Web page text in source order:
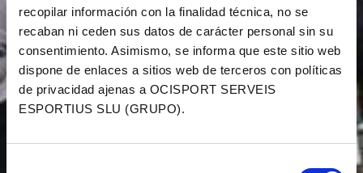
recopilar información con la finalidad técnica, no se
recaban ni ceden sus datos de carácter personal sin su
consentimiento. Asimismo, se informa que este sitio web
dispone de enlaces a sitios web de terceros con políticas
de privacidad ajenas a OCISPORT SERVEIS
ESPORTIUS SLU (GRUPO).